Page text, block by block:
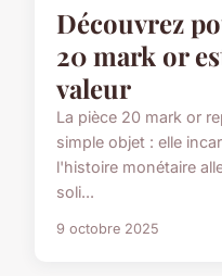
Découvrez
20 mark or
valeur
La pièce 20 mark or
simple objet : elle
l'histoire monétaire
soli...
9 octobre 2025